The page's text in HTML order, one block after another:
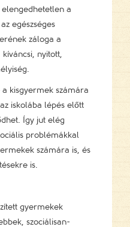
a
egészséges
záloga a
nyitott,
kisgyermek számára
iskolába lépés előtt
Így jut elég
problémákkal
számára is, és
is.
gyermekek
szociálisan-